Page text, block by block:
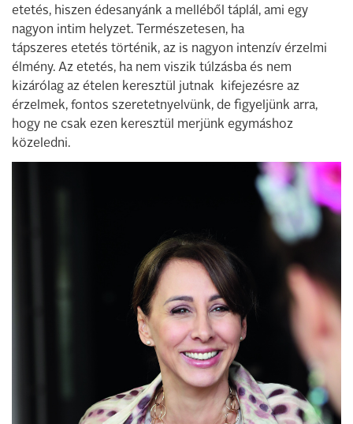
etetés, hiszen édesanyánk a melléből táplál, ami egy
nagyon intim helyzet. Természetesen, ha
tápszeres etetés történik, az is nagyon intenzív érzelmi
élmény. Az etetés, ha nem viszik túlzásba és nem
kizárólag az ételen keresztül jutnak kifejezésre az
érzelmek, fontos szeretetnyelvünk, de figyeljünk arra,
hogy ne csak ezen keresztül merjünk egymáshoz
közeledni.